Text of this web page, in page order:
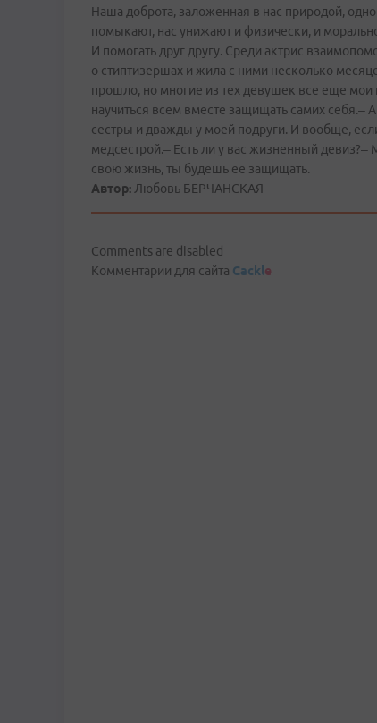
Наша доброта, заложенная в нас природой,
помыкают, нас унижают и физически, и
И помогать друг другу. Среди актрис
о стиптизершах и жила с ними несколько
прошло, но многие из тех девушек все еще мои
научиться всем вместе защищать самих себя.–
сестры и дважды у моей подруги. И вообще,
медсестрой.– Есть ли у вас жизненный
свою жизнь, ты будешь ее защищать.
Автор: Любовь БЕРЧАНСКАЯ
Comments are disabled
Комментарии для сайта Cackle